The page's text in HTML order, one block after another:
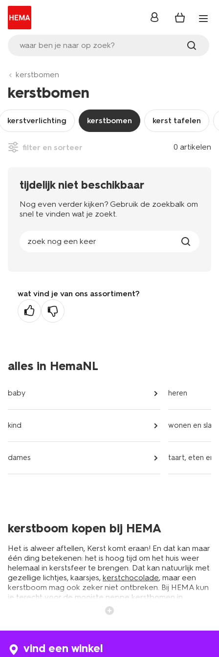
waar ben je naar op zoek?
inloggen
kerstbomen
kerstbomen
kerstverlichting kerstbomen kerst tafelen
filter en sorteer 0 artikelen
tijdelijk niet beschikbaar
Nog even verder kijken? Gebruik de zoekbalk om
snel te vinden wat je zoekt.
zoek nog een keer
wat vind je van ons assortiment?
alles in HemaNL
baby
kind
dames
heren
wonen en
taart, eten en
kerstboom kopen bij HEMA
Het is alweer aftellen, Kerst komt eraan! En dat kan maar
één ding betekenen: het is hoog tijd om het huis weer
helemaal in kerstsfeer te brengen. Dat kan natuurlijk met
gezellige lichtjes, kaarsjes, kerstchocolade, maar een
kerstboom mag ook zeker niet ontbreken. Bij HEMA kun
je terecht voor de mooiste neppe kerstbomen in
verschillende afmetingen en uitvoeringen. Neem een
kijkje in ons assortiment en bestel jouw favoriete
vind een winkel